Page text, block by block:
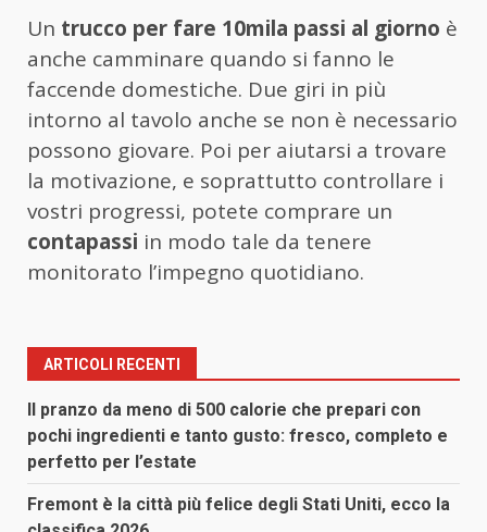
Un trucco per fare 10mila passi al giorno è
anche camminare quando si fanno le
faccende domestiche. Due giri in più
intorno al tavolo anche se non è necessario
possono giovare. Poi per aiutarsi a trovare
la motivazione, e soprattutto controllare i
vostri progressi, potete comprare un
contapassi in modo tale da tenere
monitorato l’impegno quotidiano.
ARTICOLI RECENTI
Il pranzo da meno di 500 calorie che prepari con
pochi ingredienti e tanto gusto: fresco, completo e
perfetto per l’estate
Fremont è la città più felice degli Stati Uniti, ecco la